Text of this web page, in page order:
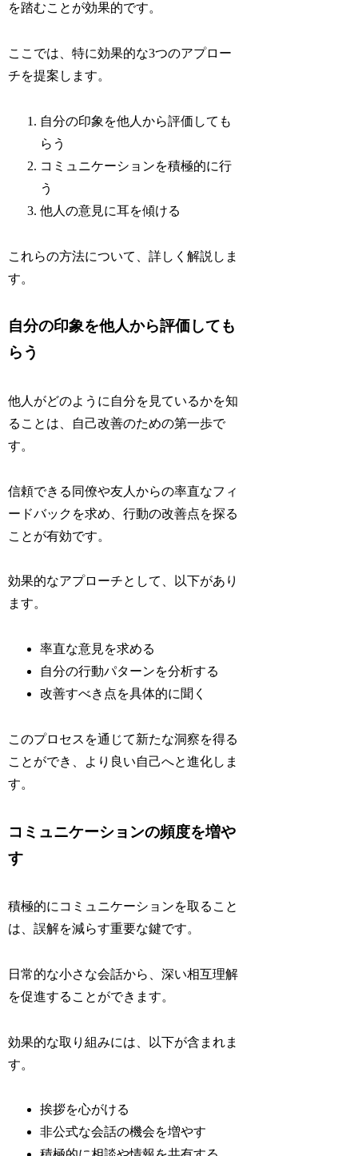
を踏むことが効果的です。
ここでは、特に効果的な3つのアプロー
チを提案します。
自分の印象を他人から評価しても
らう
コミュニケーションを積極的に行
う
他人の意見に耳を傾ける
これらの方法について、詳しく解説しま
す。
自分の印象を他人から評価しても
らう
他人がどのように自分を見ているかを知
ることは、自己改善のための第一歩で
す。
信頼できる同僚や友人からの率直なフィ
ードバックを求め、行動の改善点を探る
ことが有効です。
効果的なアプローチとして、以下があり
ます。
率直な意見を求める
自分の行動パターンを分析する
改善すべき点を具体的に聞く
このプロセスを通じて新たな洞察を得る
ことができ、より良い自己へと進化しま
す。
コミュニケーションの頻度を増や
す
積極的にコミュニケーションを取ること
は、誤解を減らす重要な鍵です。
日常的な小さな会話から、深い相互理解
を促進することができます。
効果的な取り組みには、以下が含まれま
す。
挨拶を心がける
非公式な会話の機会を増やす